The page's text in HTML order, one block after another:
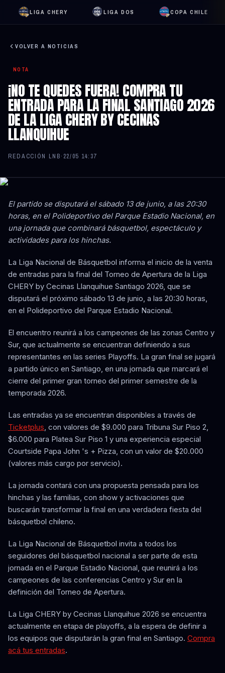
LIGA CHERY LIGA DOS COPA CHILE
VOLVER A NOTICIAS
NOTA
¡NO TE QUEDES FUERA! COMPRA TU
ENTRADA PARA LA FINAL SANTIAGO 2026
DE LA LIGA CHERY BY CECINAS
LLANQUIHUE
REDACCIÓN LNB· 22/05 14:37
El partido se disputará el sábado 13 de junio, a las 20:30
horas, en el Polideportivo del Parque Estadio Nacional, en
una jornada que combinará básquetbol, espectáculo y
actividades para los hinchas.
La Liga Nacional de Básquetbol informa el inicio de la venta
de entradas para la final del Torneo de Apertura de la Liga
CHERY by Cecinas Llanquihue Santiago 2026, que se
disputará el próximo sábado 13 de junio, a las 20:30 horas,
en el Polideportivo del Parque Estadio Nacional.
El encuentro reunirá a los campeones de las zonas Centro y
Sur, que actualmente se encuentran definiendo a sus
representantes en las series Playoffs. La gran final se jugará
a partido único en Santiago, en una jornada que marcará el
cierre del primer gran torneo del primer semestre de la
temporada 2026.
Las entradas ya se encuentran disponibles a través de
Ticketplus, con valores de $9.000 para Tribuna Sur Piso 2,
$6.000 para Platea Sur Piso 1 y una experiencia especial
Courtside Papa John 's + Pizza, con un valor de $20.000
(valores más cargo por servicio).
La jornada contará con una propuesta pensada para los
hinchas y las familias, con show y activaciones que
buscarán transformar la final en una verdadera fiesta del
básquetbol chileno.
La Liga Nacional de Básquetbol invita a todos los
seguidores del básquetbol nacional a ser parte de esta
jornada en el Parque Estadio Nacional, que reunirá a los
campeones de las conferencias Centro y Sur en la
definición del Torneo de Apertura.
La Liga CHERY by Cecinas Llanquihue 2026 se encuentra
actualmente en etapa de playoffs, a la espera de definir a
los equipos que disputarán la gran final en Santiago. Compra
acá tus entradas.